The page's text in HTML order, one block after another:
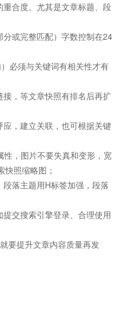
合度。尤其是文章标题、段
或完整匹配）字数控制在24
必须与关键词有相关性才有
，等文章快照有排名后再扩
，建立关联，也可根据关键
，图片不要失真和变形，宽
照缩略图；
落主题用H标签加强，段落
交搜索引擎登录、合理使用
要提升文章内容质量再发